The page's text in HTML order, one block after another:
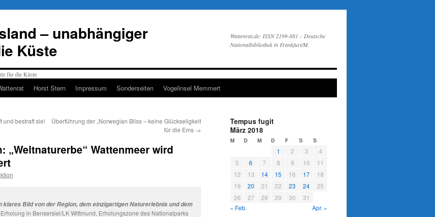
– unabhängiger
Küste
Wattenrat.de: ISSN 2199-881 – Deutsche
Nationalbibliothek in Frankfurt/M.
Horst Stern Impressum Sonderseiten Vogelinsel Memmert
und bestraft sie!
Überführung der „Norwegian Bliss – keine Glückseligkeit
für die Ems →
„Weltnaturerbe“ Wattenmeer wird
Bild von der Region, dem einzigartigen Naturerlebnis und dem
in Bensersiel/LK Wittmund, Erholungszone des Nationalparks
Tempus fugit
März 2018
M D M D F S S
1 2 3
4
5
6 7 8 9 10
11
12
13 14 15 16 17
18
19
20 21 22 23 24
25
26
27 28 29 30
31
« Feb.
Apr. »